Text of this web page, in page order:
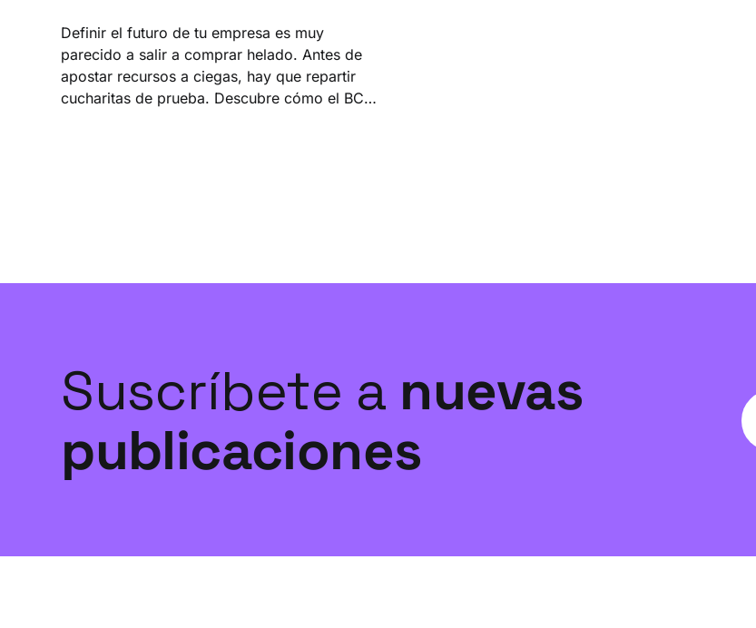
Definir el futuro de tu empresa es muy
parecido a salir a comprar helado. Antes de
apostar recursos a ciegas, hay que repartir
cucharitas de prueba. Descubre cómo el BCP
Suscríbete a nuevas
publicaciones